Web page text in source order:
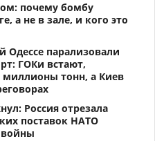
почему бомбу
а не в зале, и кого это
парализовали
ГОКи встают,
миллионы тонн, а Киев
Россия отрезала
поставок НАТО
войны